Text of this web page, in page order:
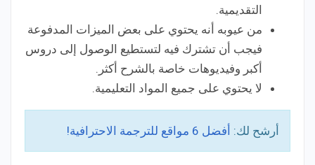
التقديمية.
من عيوبه أنه يحتوي على بعض الميزات المدفوعة
فيجب أن تشترك فيه لتستطيع الوصول إلى دروس
أكبر وفيديوهات خاصة بالشرح أكثر.
لا يحتوي على جميع المواد التعليمية.
أرشح لك: أفضل 6 مواقع للترجمة الاحترافية!